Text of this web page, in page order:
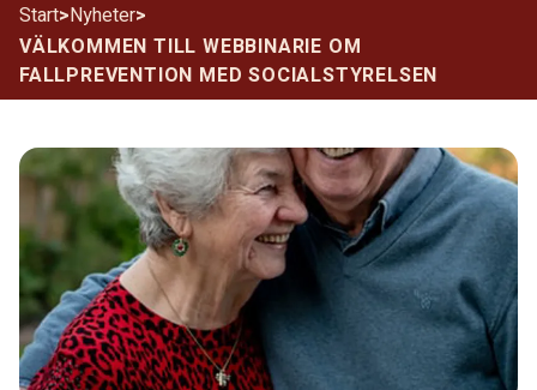
Start>Nyheter>
VÄLKOMMEN TILL WEBBINARIE OM
FALLPREVENTION MED SOCIALSTYRELSEN